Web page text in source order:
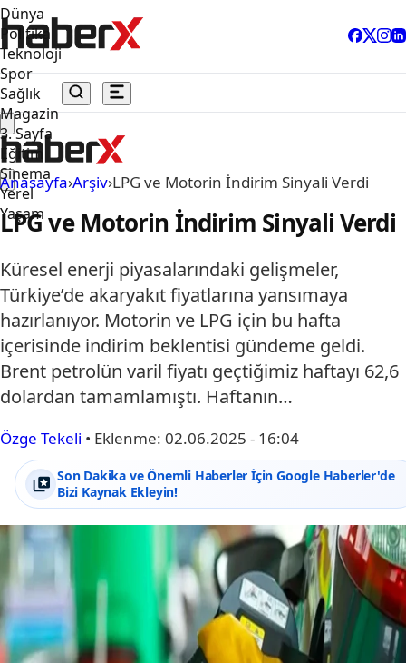
Dünya
Politika
Teknoloji
Spor
Sağlık
Magazin
3. Sayfa
Eğitim
Sinema
Yerel
Yaşam
Anasayfa›Arşiv›LPG ve Motorin İndirim Sinyali Verdi
LPG ve Motorin İndirim Sinyali Verdi
Küresel enerji piyasalarındaki gelişmeler,
Türkiye’de akaryakıt fiyatlarına yansımaya
hazırlanıyor. Motorin ve LPG için bu hafta
içerisinde indirim beklentisi gündeme geldi.
Brent petrolün varil fiyatı geçtiğimiz haftayı 62,6
dolardan tamamlamıştı. Haftanın…
Özge Tekeli • Eklenme: 02.06.2025 - 16:04
Son Dakika ve Önemli Haberler İçin Google Haberler'de
Bizi Kaynak Ekleyin!